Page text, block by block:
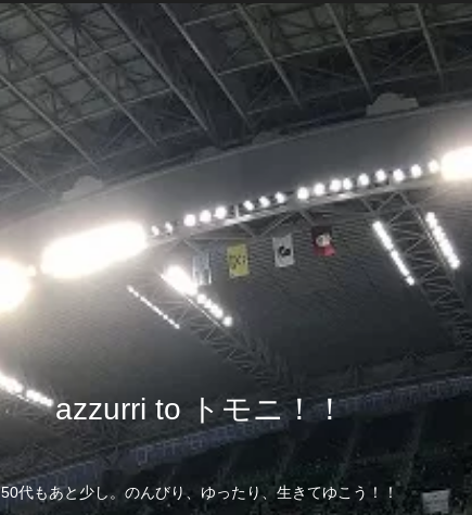
azzurri to トモニ！！
50代もあと少し。のんびり、ゆったり、生きてゆこう！！